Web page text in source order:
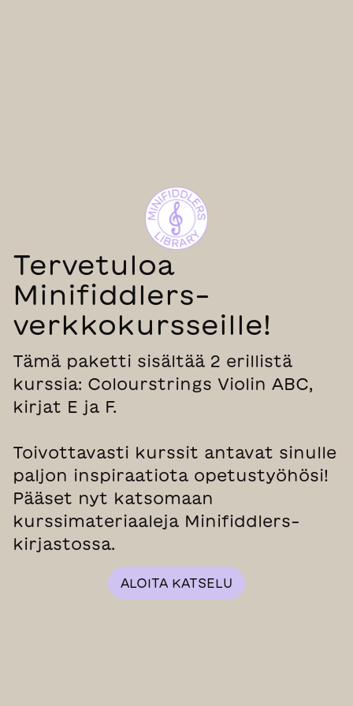
Tervetuloa
Minifiddlers-
verkkokursseille!
Tämä paketti sisältää 2 erillistä
kurssia: Colourstrings Violin ABC,
kirjat E ja F.
Toivottavasti kurssit antavat sinulle
paljon inspiraatiota opetustyöhösi!
Pääset nyt katsomaan
kurssimateriaaleja Minifiddlers-
kirjastossa.
ALOITA KATSELU